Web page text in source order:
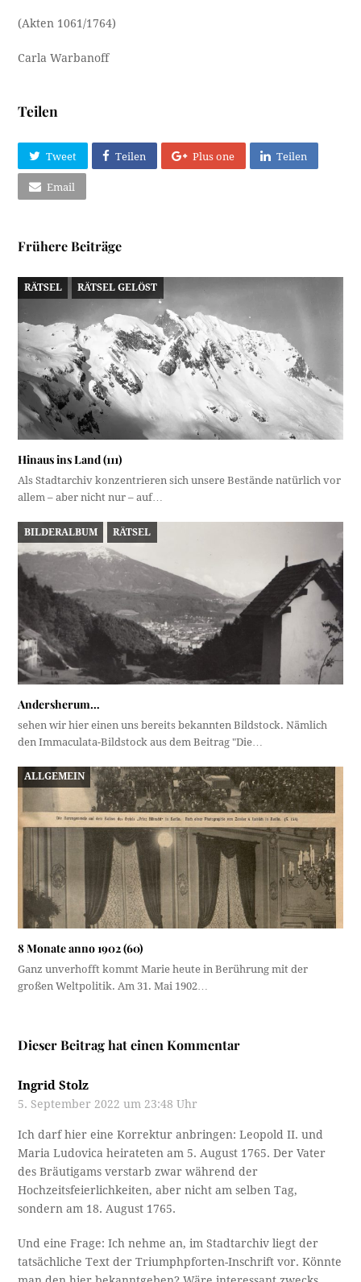
(Akten 1061/1764)
Carla Warbanoff
Teilen
Tweet Teilen Plus one Teilen
Email
Frühere Beiträge
RÄTSEL RÄTSEL GELÖST
Hinaus ins Land (111)
Als Stadtarchiv konzentrieren sich unsere Bestände natürlich vor
allem – aber nicht nur – auf…
BILDERALBUM RÄTSEL
Andersherum…
sehen wir hier einen uns bereits bekannten Bildstock. Nämlich
den Immaculata-Bildstock aus dem Beitrag "Die…
ALLGEMEIN
8 Monate anno 1902 (60)
Ganz unverhofft kommt Marie heute in Berührung mit der
großen Weltpolitik. Am 31. Mai 1902…
Dieser Beitrag hat einen Kommentar
Ingrid Stolz
5. September 2022 um 23:48 Uhr
Ich darf hier eine Korrektur anbringen: Leopold II. und
Maria Ludovica heirateten am 5. August 1765. Der Vater
des Bräutigams verstarb zwar während der
Hochzeitsfeierlichkeiten, aber nicht am selben Tag,
sondern am 18. August 1765.
Und eine Frage: Ich nehme an, im Stadtarchiv liegt der
tatsächliche Text der Triumphpforten-Inschrift vor. Könnte